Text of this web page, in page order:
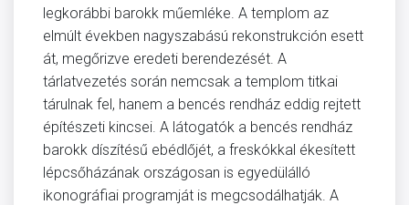
legkorábbi barokk műemléke. A templom az
elmúlt években nagyszabású rekonstrukción esett
át, megőrizve eredeti berendezését. A
tárlatvezetés során nemcsak a templom titkai
tárulnak fel, hanem a bencés rendház eddig rejtett
építészeti kincsei. A látogatók a bencés rendház
barokk díszítésű ebédlőjét, a freskókkal ékesített
lépcsőházának országosan is egyedülálló
ikonográfiai programját is megcsodálhatják. A